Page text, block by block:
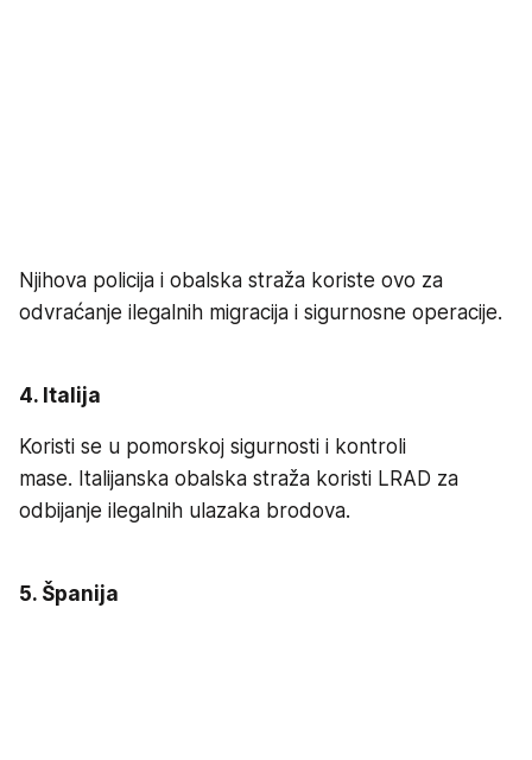
Njihova policija i obalska straža koriste ovo za
odvraćanje ilegalnih migracija i sigurnosne operacije.
4. Italija
Koristi se u pomorskoj sigurnosti i kontroli
mase. Italijanska obalska straža koristi LRAD za
odbijanje ilegalnih ulazaka brodova.
5. Španija